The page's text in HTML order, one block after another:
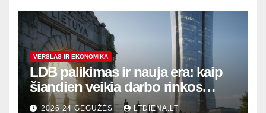
VERSLAS IR EKONOMIKA
LDB palikimas ir nauja era: kaip
šiandien veikia darbo rinkos
variklis Lietuvoje?
2026 24 GEGUŽĖS LTDIENA.LT